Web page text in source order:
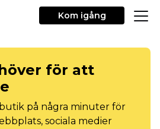
Kom igång
för att
på några minuter för
sociala medier